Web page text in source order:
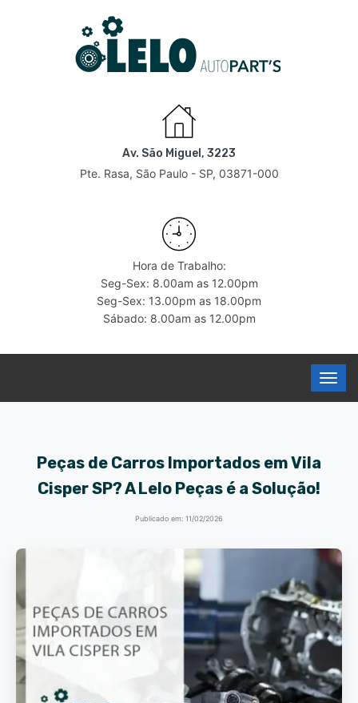
Av. São Miguel, 3223
Pte. Rasa, São Paulo - SP, 03871-000
Hora de Trabalho:
Seg-Sex: 8.00am as 12.00pm
Seg-Sex: 13.00pm as 18.00pm
Sábado: 8.00am as 12.00pm
Peças de Carros Importados em Vila
Cisper SP? A Lelo Peças é a Solução!
Publicado em: 11/02/2026